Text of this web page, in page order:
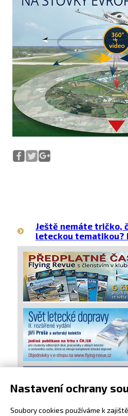
Ještě nemáte tričko,
leteckou tematikou?
Nastavení ochrany
Soubory cookies používáme k